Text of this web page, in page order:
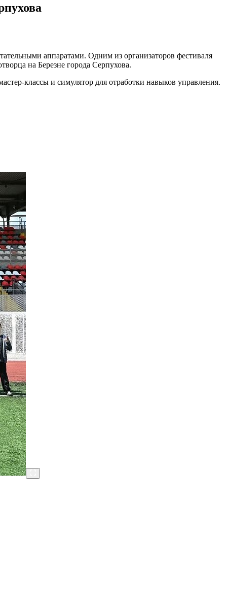
аппаратами. Одним из организаторов фестиваля
на Березне города Серпухова.
классы и симулятор для отработки навыков управления.